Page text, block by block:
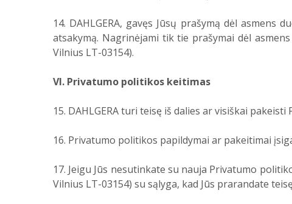
14. DAHLGERA, gavęs Jūsų prašymą dėl
atsakymą. Nagrinėjami tik tie prašymai dėl
Vilnius LT-03154).
VI. Privatumo politikos keitimas
15. DAHLGERA turi teisę iš dalies ar visiškai
16. Privatumo politikos papildymai ar pakeitimai
17. Jeigu Jūs nesutinkate su nauja Privatumo
Vilnius LT-03154) su sąlyga, kad Jūs prarandate